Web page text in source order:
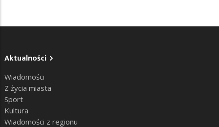
Aktualności
Wiadomości
Z życia miasta
Sport
Kultura
Wiadomości z regionu